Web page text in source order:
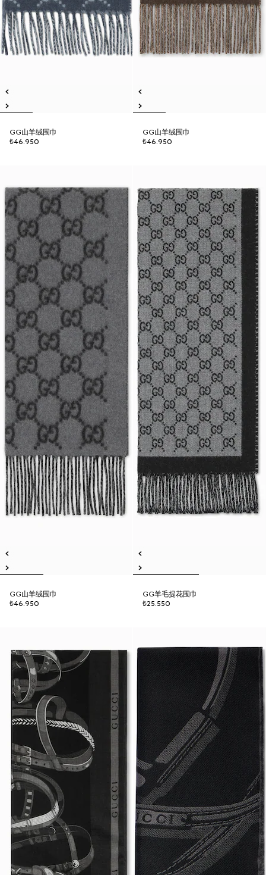
GG山羊绒围巾
₺46.950
GG山羊绒围巾
₺46.950
GG山羊绒围巾
₺46.950
GG羊毛提花围巾
₺25.550